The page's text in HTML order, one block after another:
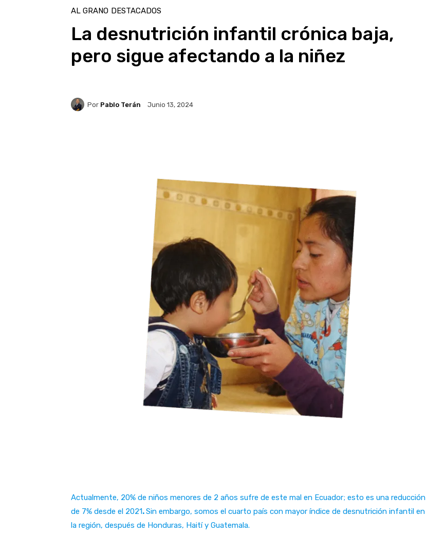
AL GRANO DESTACADOS
La desnutrición infantil crónica baja,
pero sigue afectando a la niñez
Por Pablo Terán Junio 13, 2024
Actualmente, 20% de niños menores de 2 años sufre de este mal en Ecuador; esto es una reducción
de 7% desde el 2021.Sin embargo, somos el cuarto país con mayor índice de desnutrición infantil en
la región, después de Honduras, Haití y Guatemala.